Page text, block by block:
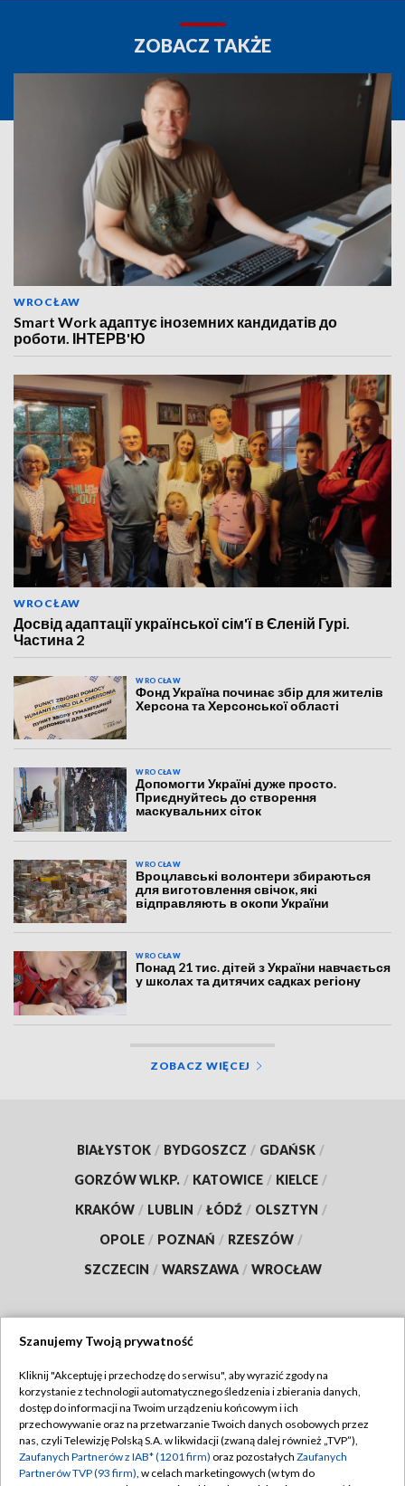
ZOBACZ TAKŻE
WROCŁAW
Smart Work адаптує іноземних кандидатів до
роботи. ІНТЕРВ'Ю
WROCŁAW
Досвід адаптації української сім'ї в Єленій Гурі.
Частина 2
WROCŁAW
Фонд Україна починає збір для жителів
Херсона та Херсонської області
WROCŁAW
Допомогти Україні дуже просто.
Приєднуйтесь до створення
маскувальних сіток
WROCŁAW
Вроцлавські волонтери збираються
для виготовлення свічок, які
відправляють в окопи України
WROCŁAW
Понад 21 тис. дітей з України навчається
у школах та дитячих садках регіону
ZOBACZ WIĘCEJ
BIAŁYSTOK / BYDGOSZCZ / GDAŃSK /
GORZÓW WLKP. / KATOWICE / KIELCE /
KRAKÓW / LUBLIN / ŁÓDŹ / OLSZTYN /
OPOLE / POZNAŃ / RZESZÓW /
SZCZECIN / WARSZAWA / WROCŁAW
TVP
Abonament TVP
Emisja w TVP
Regulamin TVP
Polityka prywatności
Szanujemy Twoją prywatność
Kliknij "Akceptuję i przechodzę do serwisu", aby wyrazić zgody na
korzystanie z technologii automatycznego śledzenia i zbierania danych,
dostęp do informacji na Twoim urządzeniu końcowym i ich
przechowywanie oraz na przetwarzanie Twoich danych osobowych przez
nas, czyli Telewizję Polską S.A. w likwidacji (zwaną dalej również „TVP”),
Zaufanych Partnerów z IAB* (1201 firm) oraz pozostałych Zaufanych
Partnerów TVP (93 firm), w celach marketingowych (w tym do